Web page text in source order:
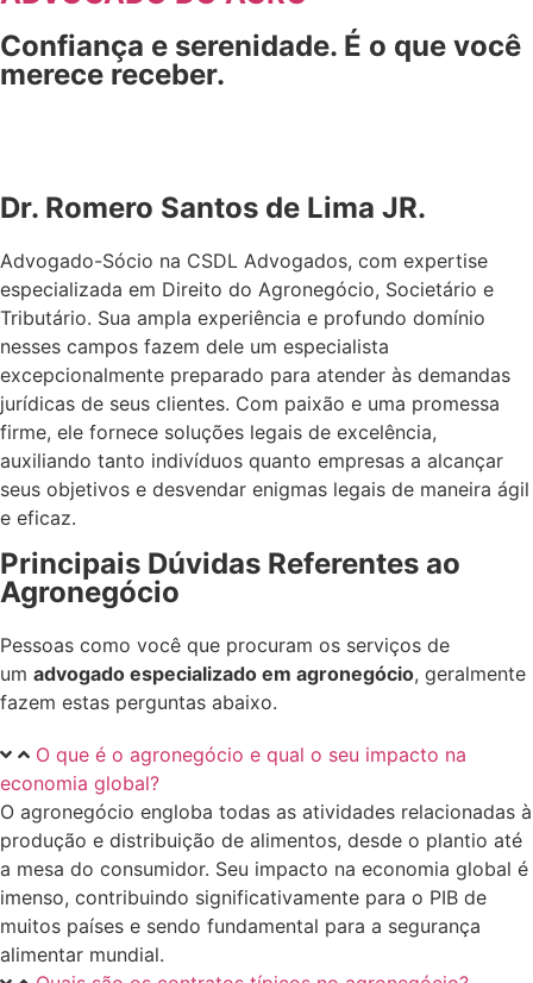
Confiança e serenidade. É o que você
merece receber.
Dr. Romero Santos de Lima JR.
Advogado-Sócio na CSDL Advogados, com expertise
especializada em Direito do Agronegócio, Societário e
Tributário. Sua ampla experiência e profundo domínio
nesses campos fazem dele um especialista
excepcionalmente preparado para atender às demandas
jurídicas de seus clientes. Com paixão e uma promessa
firme, ele fornece soluções legais de excelência,
auxiliando tanto indivíduos quanto empresas a alcançar
seus objetivos e desvendar enigmas legais de maneira ágil
e eficaz.
Principais Dúvidas Referentes ao
Agronegócio
Pessoas como você que procuram os serviços de
um advogado especializado em agronegócio, geralmente
fazem estas perguntas abaixo.
O que é o agronegócio e qual o seu impacto na
economia global?
O agronegócio engloba todas as atividades relacionadas à
produção e distribuição de alimentos, desde o plantio até
a mesa do consumidor. Seu impacto na economia global é
imenso, contribuindo significativamente para o PIB de
muitos países e sendo fundamental para a segurança
alimentar mundial.